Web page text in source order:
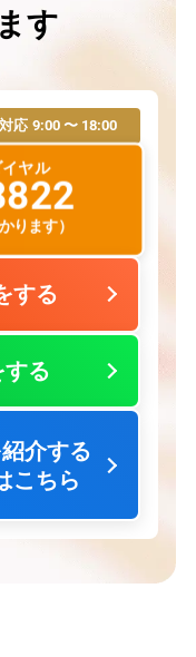
す
応9:00 〜 18:00
ヤル
ります）
する
る
介する
こちら